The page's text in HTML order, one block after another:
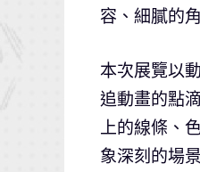
容、細膩的
本次展覽以
追動畫的點
上的線條、
象深刻的場